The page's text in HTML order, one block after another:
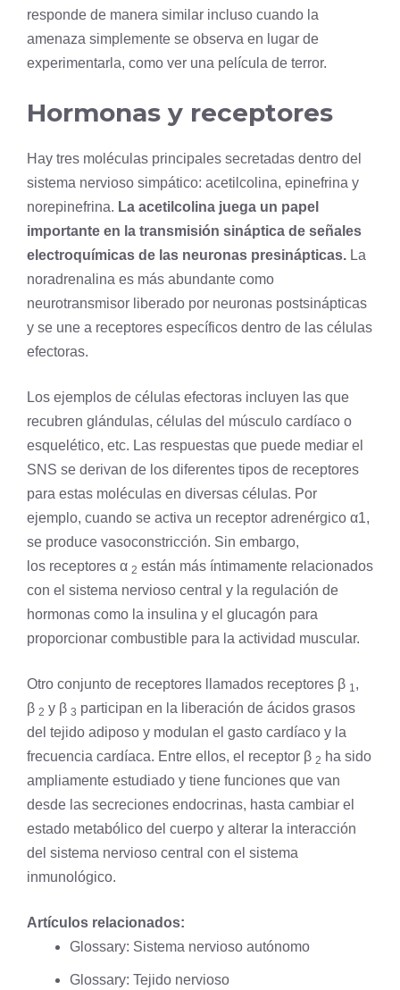
responde de manera similar incluso cuando la
amenaza simplemente se observa en lugar de
experimentarla, como ver una película de terror.
Hormonas y receptores
Hay tres moléculas principales secretadas dentro del
sistema nervioso simpático: acetilcolina, epinefrina y
norepinefrina. La acetilcolina juega un papel
importante en la transmisión sináptica de señales
electroquímicas de las neuronas presinápticas. La
noradrenalina es más abundante como
neurotransmisor liberado por neuronas postsinápticas
y se une a receptores específicos dentro de las células
efectoras.
Los ejemplos de células efectoras incluyen las que
recubren glándulas, células del músculo cardíaco o
esquelético, etc. Las respuestas que puede mediar el
SNS se derivan de los diferentes tipos de receptores
para estas moléculas en diversas células. Por
ejemplo, cuando se activa un receptor adrenérgico α1,
se produce vasoconstricción. Sin embargo,
los receptores α 2 están más íntimamente relacionados
con el sistema nervioso central y la regulación de
hormonas como la insulina y el glucagón para
proporcionar combustible para la actividad muscular.
Otro conjunto de receptores llamados receptores β 1,
β 2 y β 3 participan en la liberación de ácidos grasos
del tejido adiposo y modulan el gasto cardíaco y la
frecuencia cardíaca. Entre ellos, el receptor β 2 ha sido
ampliamente estudiado y tiene funciones que van
desde las secreciones endocrinas, hasta cambiar el
estado metabólico del cuerpo y alterar la interacción
del sistema nervioso central con el sistema
inmunológico.
Artículos relacionados:
Glossary: Sistema nervioso autónomo
Glossary: Tejido nervioso